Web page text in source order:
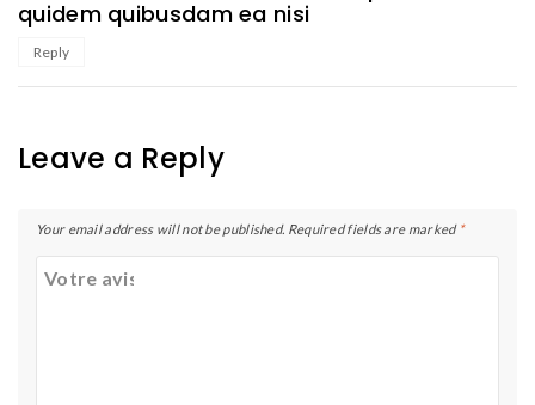
quidem quibusdam ea nisi
Reply
Leave a Reply
Your email address will not be published. Required fields are marked *